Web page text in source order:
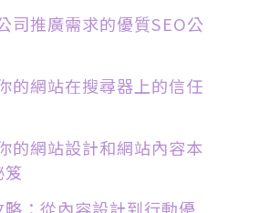
司推廣需求的優質SEO公
的網站在搜尋器上的信任
的網站設計和網站內容本
笈